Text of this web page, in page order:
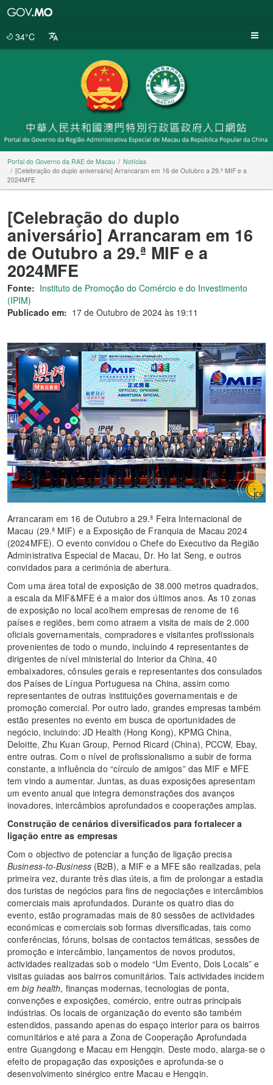
34°C
Portal do Governo da RAE de Macau
Notícias
[Celebração do duplo aniversário] Arrancaram em 16 de Outubro a 29.ª MIF e a
2024MFE
[Celebração do duplo
aniversário] Arrancaram em 16
de Outubro a 29.ª MIF e a
2024MFE
Fonte: Instituto de Promoção do Comércio e do Investimento
(IPIM)
Publicado em: 17 de Outubro de 2024 às 19:11
Arrancaram em 16 de Outubro a 29.ª Feira Internacional de
Macau (29.ª MIF) e a Exposição de Franquia de Macau 2024
(2024MFE). O evento convidou o Chefe do Executivo da Região
Administrativa Especial de Macau, Dr. Ho Iat Seng, e outros
convidados para a cerimónia de abertura.
Com uma área total de exposição de 38.000 metros quadrados,
a escala da MIF&MFE é a maior dos últimos anos. As 10 zonas
de exposição no local acolhem empresas de renome de 16
países e regiões, bem como atraem a visita de mais de 2.000
oficiais governamentais, compradores e visitantes profissionais
provenientes de todo o mundo, incluindo 4 representantes de
dirigentes de nível ministerial do Interior da China, 40
embaixadores, cônsules gerais e representantes dos consulados
dos Países de Língua Portuguesa na China, assim como
representantes de outras instituições governamentais e de
promoção comercial. Por outro lado, grandes empresas também
estão presentes no evento em busca de oportunidades de
negócio, incluindo: JD Health (Hong Kong), KPMG China,
Deloitte, Zhu Kuan Group, Pernod Ricard (China), PCCW, Ebay,
entre outras. Com o nível de profissionalismo a subir de forma
constante, a influência do “círculo de amigos” das MIF e MFE
tem vindo a aumentar. Juntas, as duas exposições apresentam
um evento anual que integra demonstrações dos avanços
inovadores, intercâmbios aprofundados e cooperações amplas.
Construção de cenários diversificados para fortalecer a
ligação entre as empresas
Com o objectivo de potenciar a função de ligação precisa
Business-to-Business (B2B), a MIF e a MFE são realizadas, pela
primeira vez, durante três dias úteis, a fim de prolongar a estadia
dos turistas de negócios para fins de negociações e intercâmbios
comerciais mais aprofundados. Durante os quatro dias do
evento, estão programadas mais de 80 sessões de actividades
económicas e comerciais sob formas diversificadas, tais como
conferências, fóruns, bolsas de contactos temáticas, sessões de
promoção e intercâmbio, lançamentos de novos produtos,
actividades realizadas sob o modelo “Um Evento, Dois Locais” e
visitas guiadas aos bairros comunitários. Tais actividades incidem
embig health, finanças modernas, tecnologias de ponta,
convenções e exposições, comércio, entre outras principais
indústrias. Os locais de organização do evento são também
estendidos, passando apenas do espaço interior para os bairros
comunitários e até para a Zona de Cooperação Aprofundada
entre Guangdong e Macau em Hengqin. Deste modo, alarga-se o
efeito de propagação das exposições e aprofunda-se o
desenvolvimento sinérgico entre Macau e Hengqin.